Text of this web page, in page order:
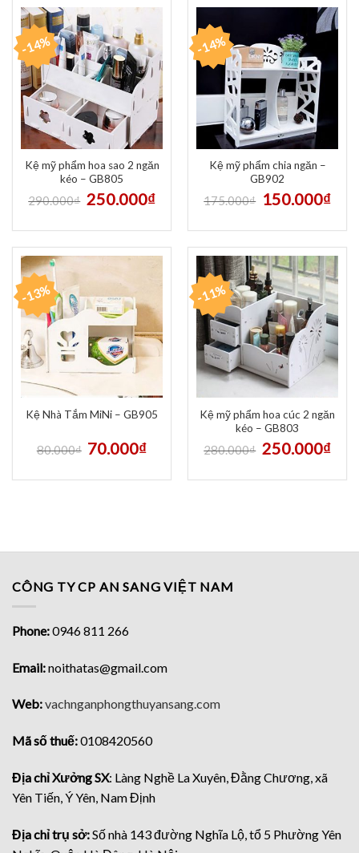
-14%
Kệ mỹ phẩm hoa sao 2 ngăn
kéo – GB805
290.000₫ 250.000₫
-14%
Kệ mỹ phẩm chia ngăn –
GB902
175.000₫ 150.000₫
-13%
Kệ Nhà Tắm MiNi – GB905
80.000₫ 70.000₫
-11%
Kệ mỹ phẩm hoa cúc 2 ngăn
kéo – GB803
280.000₫ 250.000₫
CÔNG TY CP AN SANG VIỆT NAM
Phone:0946 811 266
Email:noithatas@gmail.com
Web:vachnganphongthuyansang.com
Mã số thuế:0108420560
Địa chỉ Xưởng SX: Làng Nghề La Xuyên, Đằng Chương, xã
Yên Tiến, Ý Yên, Nam Định
Địa chỉ trụ sở:Số nhà 143 đường Nghĩa Lộ, tổ 5 Phường Yên